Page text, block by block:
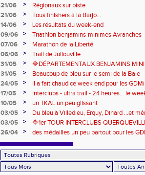
21/06
>
Régionaux sur piste
21/06
>
Tous finishers à la Barjo...
14/06
>
Les résultats du week-end
09/06
>
Triathlon benjamins-minimes Avranches
07/06
>
Marathon de la Liberté
06/06
>
Trail de Jullouville
31/05
>
🔷DÉPARTEMENTAUX BENJAMINS
31/05
>
Beaucoup de bleu sur le semi de la Baie
24/05
>
Il a fait chaud ce week end pour les
de compétitions
17/05 >
Interclubs - ultra trail - 24 heures... le
riche en émotions
10/05 >
un TKAL un peu glissant
03/05
>
Du bleu à Villedieu, Erquy, Dinard ...et
03/05
>
🔷️1er TOUR INTERCLUBS
26/04
>
des médailles un peu partout pour les